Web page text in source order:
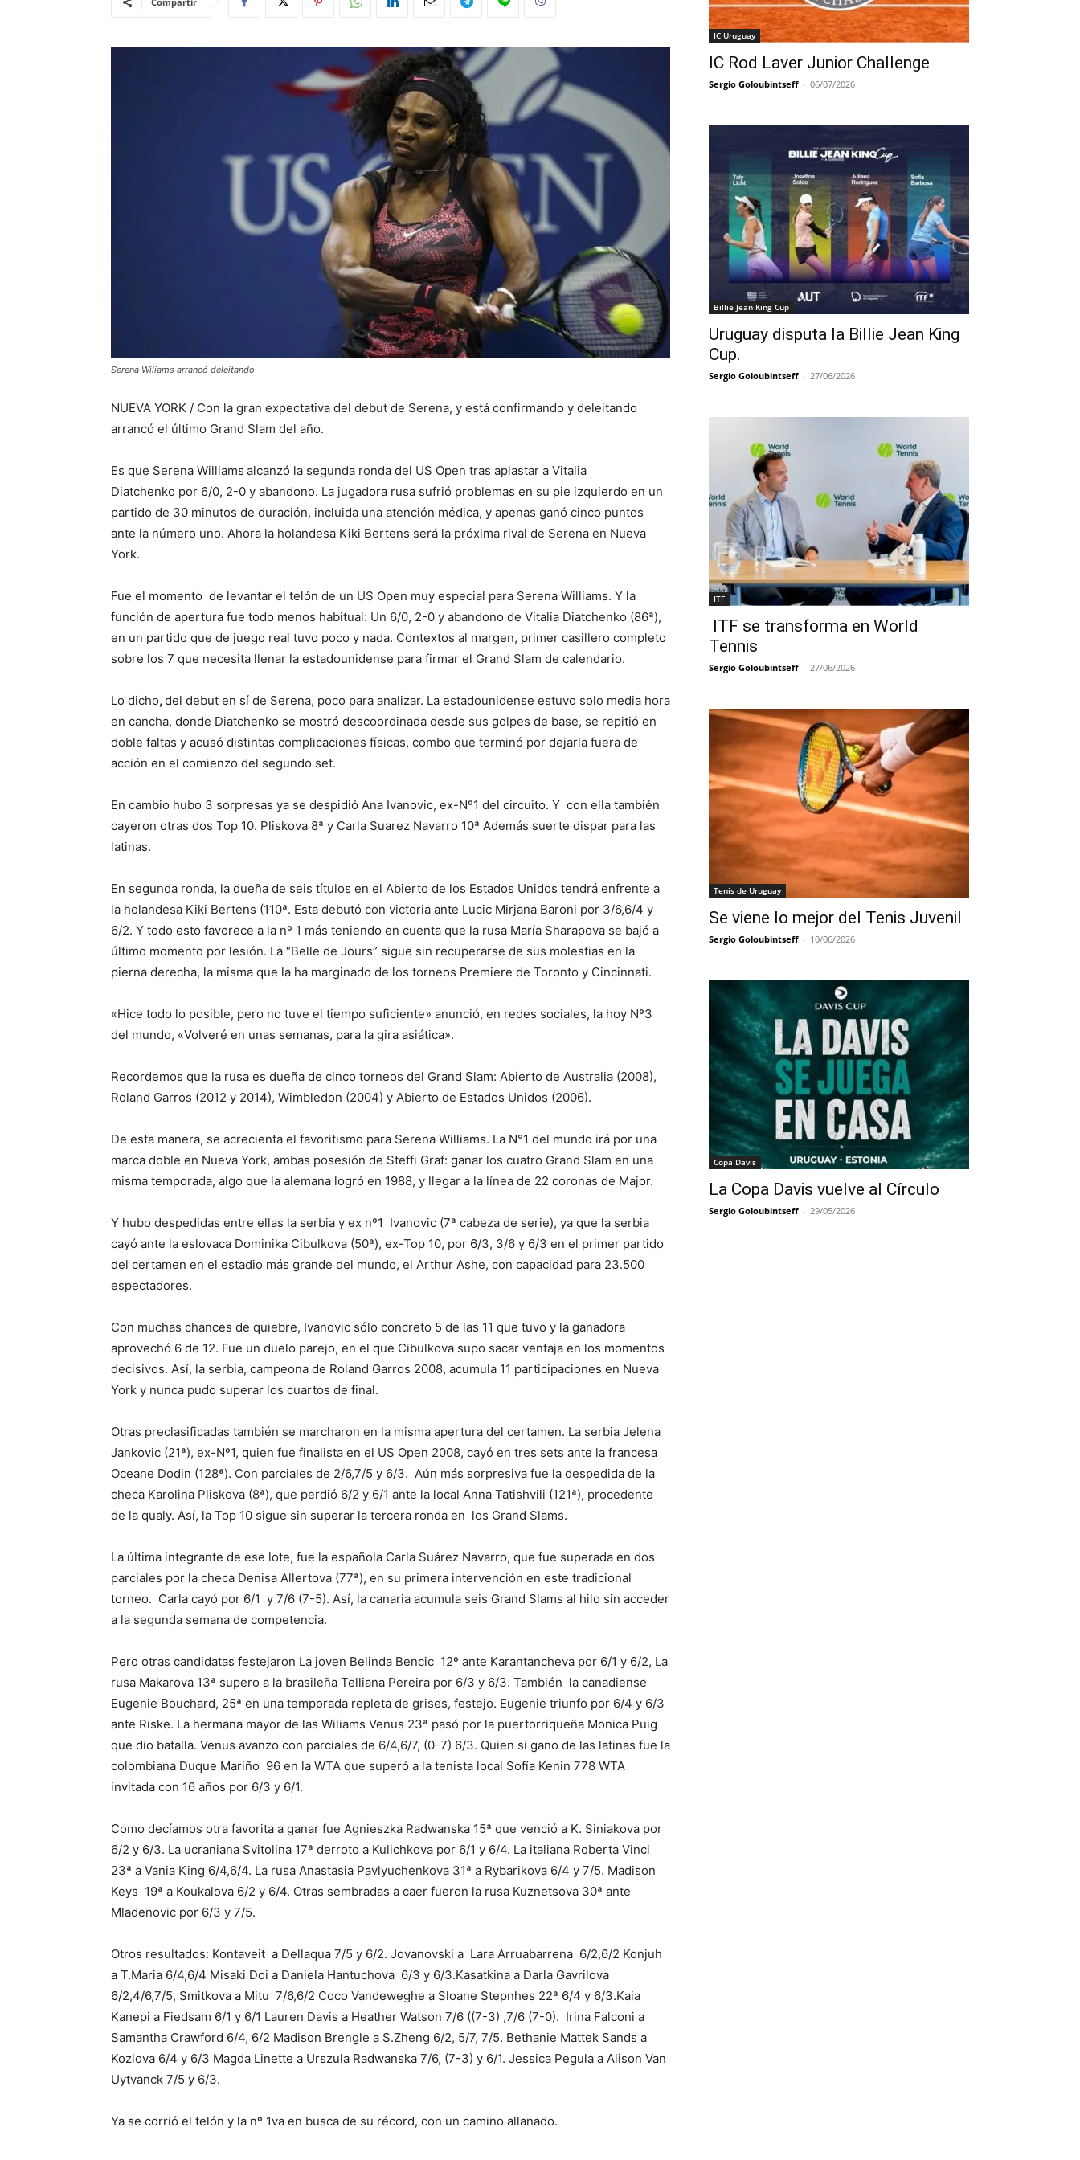
Serena Wiliams arrancó deleitando
NUEVA YORK / Con la gran expectativa del debut de Serena, y está confirmando y deleitando
arrancó el último Grand Slam del año.
Es que Serena Williams alcanzó la segunda ronda del US Open tras aplastar a Vitalia
Diatchenko por 6/0, 2-0 y abandono. La jugadora rusa sufrió problemas en su pie izquierdo en un
partido de 30 minutos de duración, incluida una atención médica, y apenas ganó cinco puntos
ante la número uno. Ahora la holandesa Kiki Bertens será la próxima rival de Serena en Nueva
York.
Fue el momento de levantar el telón de un US Open muy especial para Serena Williams. Y la
función de apertura fue todo menos habitual: Un 6/0, 2-0 y abandono de Vitalia Diatchenko (86ª),
en un partido que de juego real tuvo poco y nada. Contextos al margen, primer casillero completo
sobre los 7 que necesita llenar la estadounidense para firmar el Grand Slam de calendario.
Lo dicho,del debut en sí de Serena, poco para analizar. La estadounidense estuvo solo media hora
en cancha, donde Diatchenko se mostró descoordinada desde sus golpes de base, se repitió en
doble faltas y acusó distintas complicaciones físicas, combo que terminó por dejarla fuera de
acción en el comienzo del segundo set.
En cambio hubo 3 sorpresas ya se despidió Ana Ivanovic, ex-Nº1 del circuito. Y con ella también
cayeron otras dos Top 10. Pliskova 8ª y Carla Suarez Navarro 10ª Además suerte dispar para las
latinas.
En segunda ronda, la dueña de seis títulos en el Abierto de los Estados Unidos tendrá enfrente a
la holandesa Kiki Bertens (110ª. Esta debutó con victoria ante Lucic Mirjana Baroni por 3/6,6/4 y
6/2. Y todo esto favorece a la nº 1 más teniendo en cuenta que la rusa María Sharapova se bajó a
último momento por lesión. La “Belle de Jours” sigue sin recuperarse de sus molestias en la
pierna derecha, la misma que la ha marginado de los torneos Premiere de Toronto y Cincinnati.
«Hice todo lo posible, pero no tuve el tiempo suficiente» anunció, en redes sociales, la hoy Nº3
del mundo, «Volveré en unas semanas, para la gira asiática».
Recordemos que la rusa es dueña de cinco torneos del Grand Slam: Abierto de Australia (2008),
Roland Garros (2012 y 2014), Wimbledon (2004) y Abierto de Estados Unidos (2006).
De esta manera, se acrecienta el favoritismo para Serena Williams. La N°1 del mundo irá por una
marca doble en Nueva York, ambas posesión de Steffi Graf: ganar los cuatro Grand Slam en una
misma temporada, algo que la alemana logró en 1988, y llegar a la línea de 22 coronas de Major.
Y hubo despedidas entre ellas la serbia y ex nº1 Ivanovic (7ª cabeza de serie), ya que la serbia
cayó ante la eslovaca Dominika Cibulkova (50ª), ex-Top 10, por 6/3, 3/6 y 6/3 en el primer partido
del certamen en el estadio más grande del mundo, el Arthur Ashe, con capacidad para 23.500
espectadores.
Con muchas chances de quiebre, Ivanovic sólo concreto 5 de las 11 que tuvo y la ganadora
aprovechó 6 de 12. Fue un duelo parejo, en el que Cibulkova supo sacar ventaja en los momentos
decisivos. Así, la serbia, campeona de Roland Garros 2008, acumula 11 participaciones en Nueva
York y nunca pudo superar los cuartos de final.
Otras preclasificadas también se marcharon en la misma apertura del certamen. La serbia Jelena
Jankovic (21ª), ex-Nº1, quien fue finalista en el US Open 2008, cayó en tres sets ante la francesa
Oceane Dodin (128ª). Con parciales de 2/6,7/5 y 6/3. Aún más sorpresiva fue la despedida de la
checa Karolina Pliskova (8ª), que perdió 6/2 y 6/1 ante la local Anna Tatishvili (121ª), procedente
de la qualy. Así, la Top 10 sigue sin superar la tercera ronda en los Grand Slams.
La última integrante de ese lote, fue la española Carla Suárez Navarro, que fue superada en dos
parciales por la checa Denisa Allertova (77ª), en su primera intervención en este tradicional
torneo. Carla cayó por 6/1 y 7/6 (7-5). Así, la canaria acumula seis Grand Slams al hilo sin acceder
a la segunda semana de competencia.
Pero otras candidatas festejaron La joven Belinda Bencic 12º ante Karantancheva por 6/1 y 6/2, La
rusa Makarova 13ª supero a la brasileña Telliana Pereira por 6/3 y 6/3. También la canadiense
Eugenie Bouchard, 25ª en una temporada repleta de grises, festejo. Eugenie triunfo por 6/4 y 6/3
ante Riske. La hermana mayor de las Wiliams Venus 23ª pasó por la puertorriqueña Monica Puig
que dio batalla. Venus avanzo con parciales de 6/4,6/7, (0-7) 6/3. Quien si gano de las latinas fue la
colombiana Duque Mariño 96 en la WTA que superó a la tenista local Sofía Kenin 778 WTA
invitada con 16 años por 6/3 y 6/1.
Como decíamos otra favorita a ganar fue Agnieszka Radwanska 15ª que venció a K. Siniakova por
6/2 y 6/3. La ucraniana Svitolina 17ª derroto a Kulichkova por 6/1 y 6/4. La italiana Roberta Vinci
23ª a Vania King 6/4,6/4. La rusa Anastasia Pavlyuchenkova 31ª a Rybarikova 6/4 y 7/5. Madison
Keys 19ª a Koukalova 6/2 y 6/4. Otras sembradas a caer fueron la rusa Kuznetsova 30ª ante
Mladenovic por 6/3 y 7/5.
Otros resultados: Kontaveit a Dellaqua 7/5 y 6/2. Jovanovski a Lara Arruabarrena 6/2,6/2 Konjuh
a T.Maria 6/4,6/4 Misaki Doi a Daniela Hantuchova 6/3 y 6/3.Kasatkina a Darla Gavrilova
6/2,4/6,7/5, Smitkova a Mitu 7/6,6/2 Coco Vandeweghe a Sloane Stepnhes 22ª 6/4 y 6/3.Kaia
Kanepi a Fiedsam 6/1 y 6/1 Lauren Davis a Heather Watson 7/6 ((7-3) ,7/6 (7-0). Irina Falconi a
Samantha Crawford 6/4, 6/2 Madison Brengle a S.Zheng 6/2, 5/7, 7/5. Bethanie Mattek Sands a
Kozlova 6/4 y 6/3 Magda Linette a Urszula Radwanska 7/6, (7-3) y 6/1. Jessica Pegula a Alison Van
Uytvanck 7/5 y 6/3.
Ya se corrió el telón y la nº 1va en busca de su récord, con un camino allanado.
IC Uruguay
IC Rod Laver Junior Challenge
Sergio Goloubintseff - 06/07/2026
Billie Jean King Cup
Uruguay disputa la Billie Jean King
Cup.
Sergio Goloubintseff - 27/06/2026
ITF
ITF se transforma en World
Tennis
Sergio Goloubintseff - 27/06/2026
Tenis de Uruguay
Se viene lo mejor del Tenis Juvenil
Sergio Goloubintseff - 10/06/2026
Copa Davis
La Copa Davis vuelve al Círculo
Sergio Goloubintseff - 29/05/2026